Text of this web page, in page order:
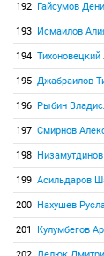
192 Гайсумов Дени
193 Исмаилов
194
195 Джабраилов
196 Рыбин
197 Смирнов
198
199 Асильдаров
200 Нахушев
201 Кулумбегов